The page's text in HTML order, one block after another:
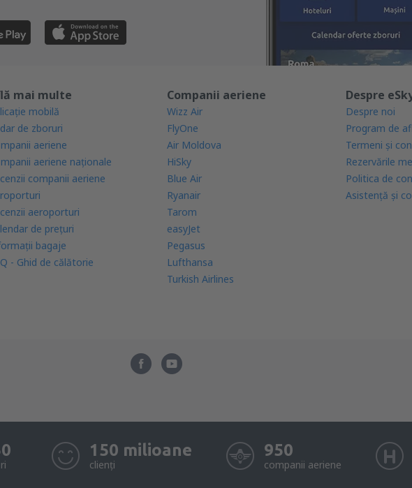
mai multe
mobilă
de zboruri
aeriene
aeriene naţionale
companii aeriene
aeroporturi
de prețuri
bagaje
- Ghid de călătorie
Companii aeriene
Wizz Air
FlyOne
Air Moldova
HiSky
Blue Air
Ryanair
Tarom
easyJet
Pegasus
Lufthansa
Turkish Airlines
Despre
Despre noi
Program de
Termeni şi
Rezervările
Politica de
Asistenţă şi
150 milioane
clienți
950
companii aeriene